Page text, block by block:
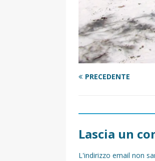
VIAGGI
PRECEDENTE
Lascia un
L'indirizzo email non